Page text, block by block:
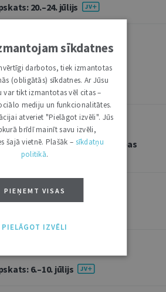
20.–24. jūlijs
objekta juridiskie aspekti
krimināltiesības un būvniecības
13.–17. jūlijs
6.–10. jūlijs
sīkdatnes
darbotos, tiek izmantotas
(obligātās) sīkdatnes. Ar Jūsu
var tikt izmantotas vēl citas –
mediju un funkcionalitātes.
atveriet "Pielāgot izvēli". Jūs
brīdī mainīt savu izvēli,
šajā vietnē. Plašāk – sīkdatņu
politikā.
PIEŅEMT VISAS
PIELĀGOT IZVĒLI